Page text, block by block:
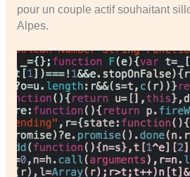
pour un couple actif souhaitant
Alpes.